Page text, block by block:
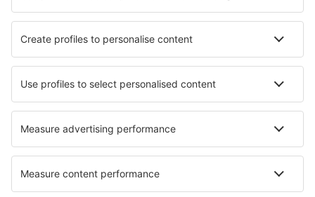
Unterkunft in Abaliget
Unterkunft in Lliria Unterkunft in Sluis
Unterkunft auf der Insel Anna Maria